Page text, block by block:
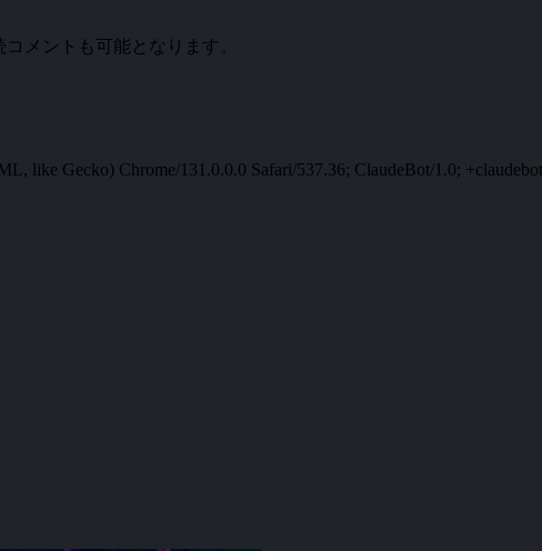
メントも可能となります。
like Gecko) Chrome/131.0.0.0 Safari/537.36; ClaudeBot/1.0;